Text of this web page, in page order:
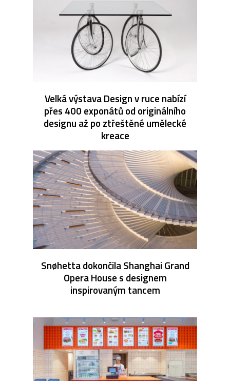
Velká výstava Design v ruce nabízí
přes 400 exponátů od originálního
designu až po ztřeštěné umělecké
kreace
Snøhetta dokončila Shanghai Grand
Opera House s designem
inspirovaným tancem